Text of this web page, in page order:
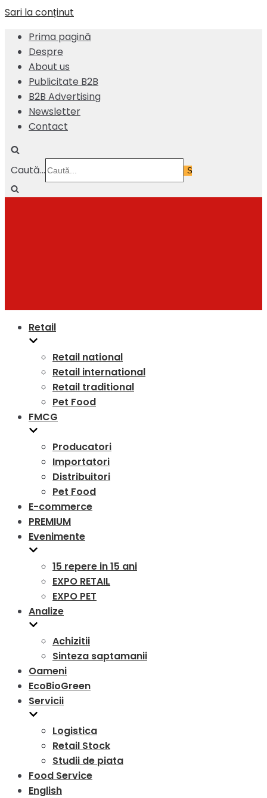
Sari la conținut
Prima pagină
Despre
About us
Publicitate B2B
B2B Advertising
Newsletter
Contact
Caută...
Retail
Retail national
Retail international
Retail traditional
Pet Food
FMCG
Producatori
Importatori
Distribuitori
Pet Food
E-commerce
PREMIUM
Evenimente
15 repere in 15 ani
EXPO RETAIL
EXPO PET
Analize
Achizitii
Sinteza saptamanii
Oameni
EcoBioGreen
Servicii
Logistica
Retail Stock
Studii de piata
Food Service
English